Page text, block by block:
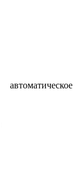
автоматическое